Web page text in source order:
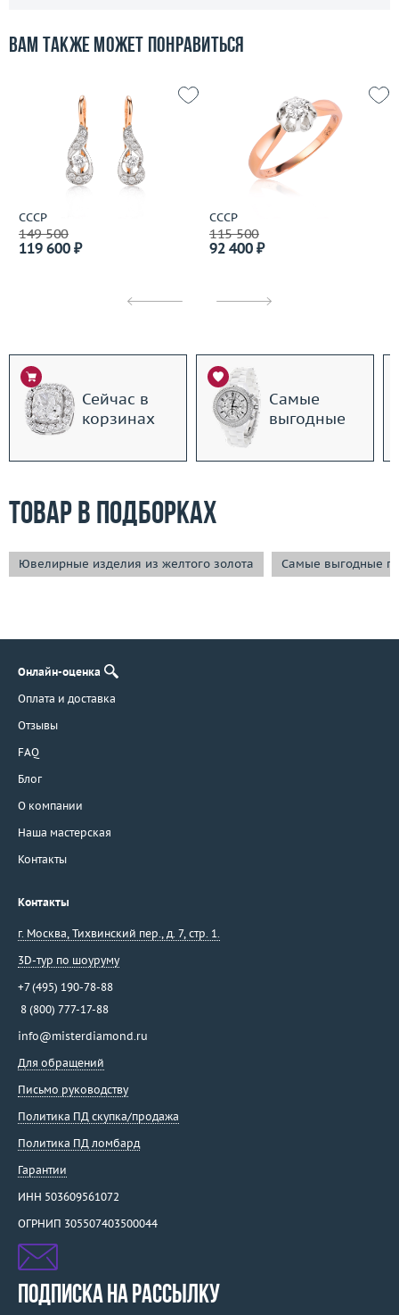
Вам также может понравиться
СССР
149 500
119 600 ₽
СССР
115 500
92 400 ₽
Сейчас в
корзинах
Самые
выгодные
Товар в подборках
Ювелирные изделия из желтого золота Самые выгодные
Онлайн-оценка
Оплата и доставка
Отзывы
FAQ
Блог
О компании
Наша мастерская
Контакты
Контакты
г. Москва, Тихвинский пер., д. 7, стр. 1.
3D-тур по шоуруму
+7 (495) 190-78-88
8 (800) 777-17-88
info@misterdiamond.ru
Для обращений
Письмо руководству
Политика ПД скупка/продажа
Политика ПД ломбард
Гарантии
ИНН 503609561072
ОГРНИП 305507403500044
ПОДПИСКА НА РАССЫЛКУ